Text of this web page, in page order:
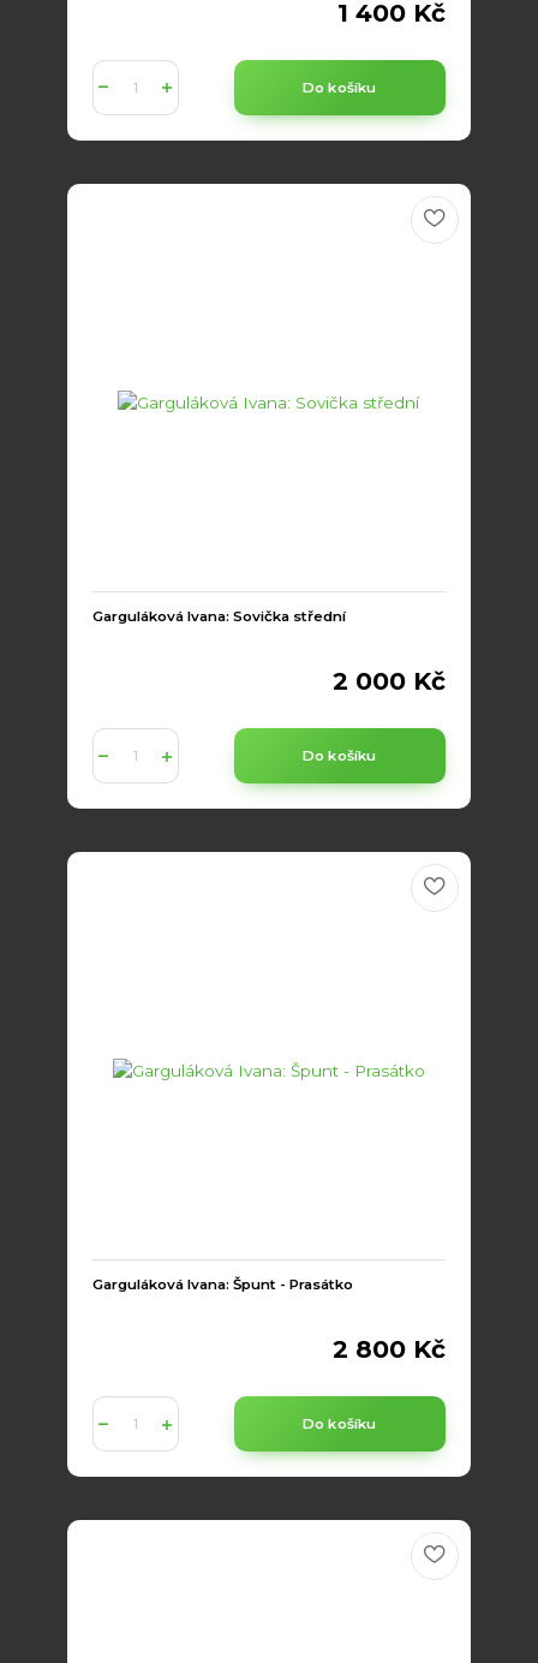
1 400 Kč
Do košíku
Garguláková Ivana: Sovička střední
2 000 Kč
Do košíku
Garguláková Ivana: Špunt - Prasátko
2 800 Kč
Do košíku